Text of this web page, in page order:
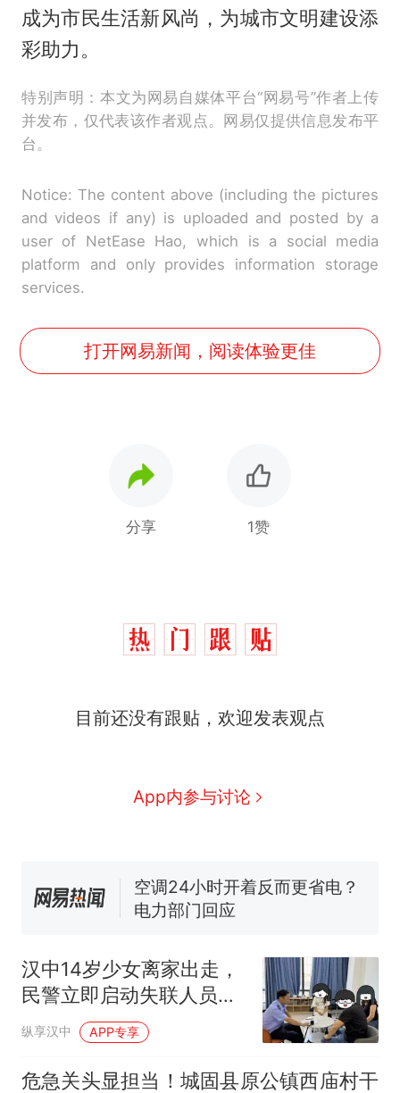
成为市民生活新风尚，为城市文明建设添
彩助力。
特别声明：本文为网易自媒体平台“网易号”作者上传
并发布，仅代表该作者观点。网易仅提供信息发布平
台。
Notice: The content above (including the pictures
and videos if any) is uploaded and posted by a
user of NetEase Hao, which is a social media
platform and only provides information storage
services.
打开网易新闻，阅读体验更佳
分享 1赞
目前还没有跟贴，欢迎发表观点
App内参与讨论
因老师一句“跟我回家”改写了
眼了……
佛山一中学招聘物理教师，笔
试前13名均遭淘汰？教育局：
“不建议大家买深色蛋糕”上热
搜，网友：天塌了！
汁，致多名乘客在飞行途中排
队上厕所！乘客：机上100多
人只有2个厕所；客服回应：并
非每架飞机都会发放西梅汁
热 那个在床头放菜刀的女孩，
因老师一句“跟我回家”改写了
人生
汉中14岁少女离家出走，
民警立即启动失联人员快
速查找机制
纵享汉中 APP专享
危急关头显担当！城固县原公镇西庙村干